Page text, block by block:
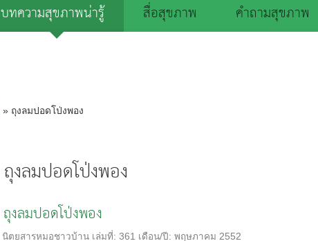
บทความสุขภาพน่ารู้ สื่อสุขภาพ
คำถามสุขภาพ
» ถุงลมปอดโป่งพอง
ถุงลมปอดโป่งพอง
ถุงลมปอดโป่งพอง
นิตยสารหมอชาวบ้าน เล่มที่: 361 เดือน/ปี: พฤษภาคม 2552